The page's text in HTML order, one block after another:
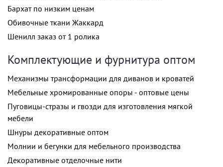
Бархат по низким ценам
Обивочные ткани Жаккард
Шенилл заказ от 1 ролика
Комплектующие и фурнитура оптом
Механизмы трансформации для диванов и кроватей
Мебельные хромированные опоры - оптовые цены
Пуговицы-стразы и гвозди для изготовления мягкой
мебели
Шнуры декоративные оптом
Молнии и бегунки для мебельного производства
Декоративные отделочные нити